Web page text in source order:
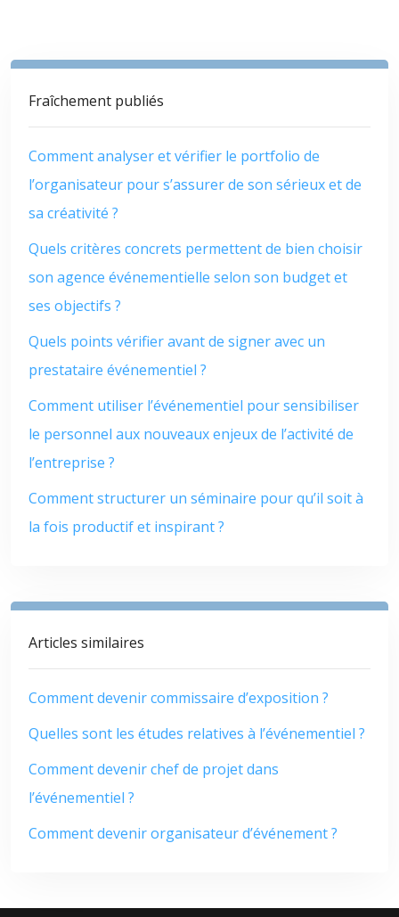
Fraîchement publiés
Comment analyser et vérifier le portfolio de
l’organisateur pour s’assurer de son sérieux et de
sa créativité ?
Quels critères concrets permettent de bien choisir
son agence événementielle selon son budget et
ses objectifs ?
Quels points vérifier avant de signer avec un
prestataire événementiel ?
Comment utiliser l’événementiel pour sensibiliser
le personnel aux nouveaux enjeux de l’activité de
l’entreprise ?
Comment structurer un séminaire pour qu’il soit à
la fois productif et inspirant ?
Articles similaires
Comment devenir commissaire d’exposition ?
Quelles sont les études relatives à l’événementiel ?
Comment devenir chef de projet dans
l’événementiel ?
Comment devenir organisateur d’événement ?